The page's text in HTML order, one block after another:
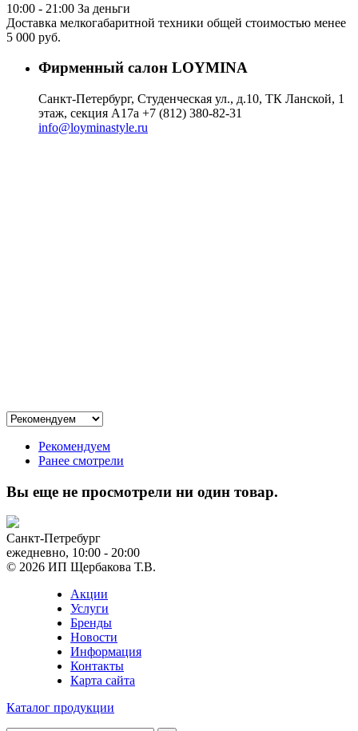
10:00 - 21:00 За деньги
Доставка мелкогабаритной техники общей стоимостью менее
5 000 руб.
Фирменный салон LOYMINA
Санкт-Петербург, Студенческая ул., д.10, ТК Ланской, 1
этаж, секция А17а +7 (812) 380-82-31
info@loyminastyle.ru
Рекомендуем
Ранее смотрели
Вы еще не просмотрели ни один товар.
Санкт-Петребург
ежедневно, 10:00 - 20:00
© 2026 ИП Щербакова Т.В.
Акции
Услуги
Бренды
Новости
Информация
Контакты
Карта сайта
Каталог продукции